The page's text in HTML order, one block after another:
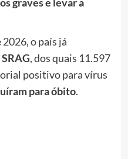
o país já
, dos quais 11.597
positivo para vírus
para óbito.